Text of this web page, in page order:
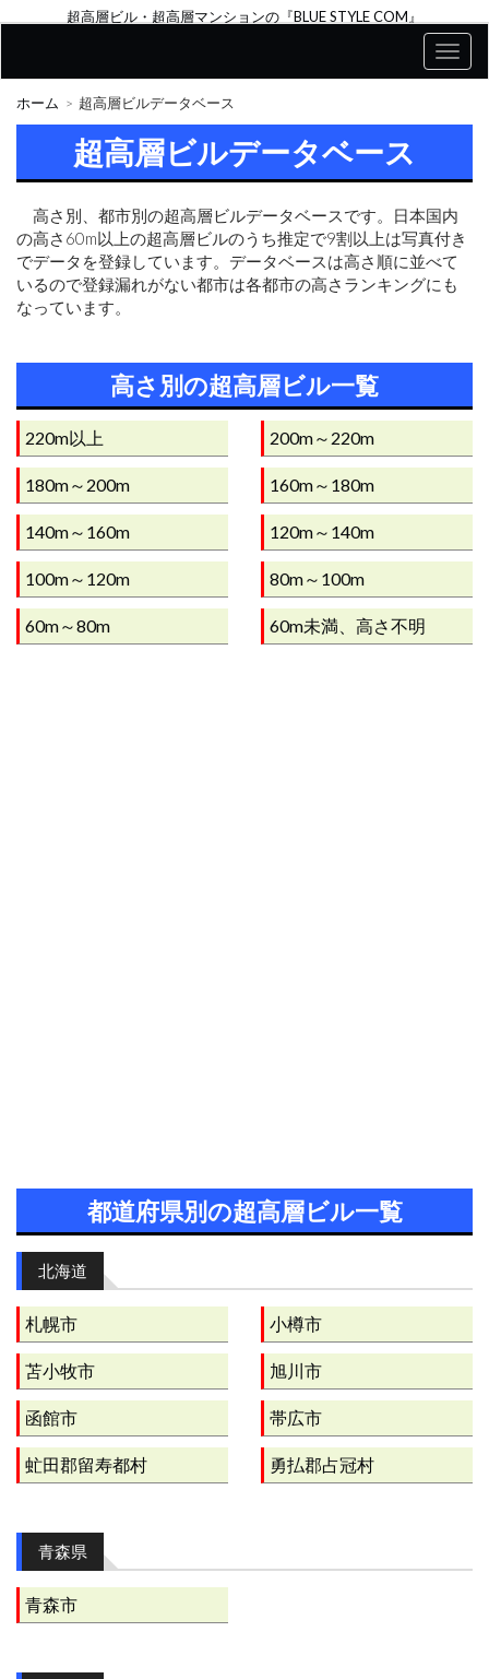
超高層ビル・超高層マンションの『BLUE STYLE COM』
ホーム 超高層ビルデータベース
超高層ビルデータベース
高さ別、都市別の超高層ビルデータベースです。日本国内
の高さ60m以上の超高層ビルのうち推定で9割以上は写真付き
でデータを登録しています。データベースは高さ順に並べて
いるので登録漏れがない都市は各都市の高さランキングにも
なっています。
高さ別の超高層ビル一覧
220m以上 200m～220m
180m～200m 160m～180m
140m～160m 120m～140m
100m～120m 80m～100m
60m～80m 60m未満、高さ不明
都道府県別の超高層ビル一覧
北海道
札幌市 小樽市
苫小牧市 旭川市
函館市 帯広市
虻田郡留寿都村 勇払郡占冠村
青森県
青森市